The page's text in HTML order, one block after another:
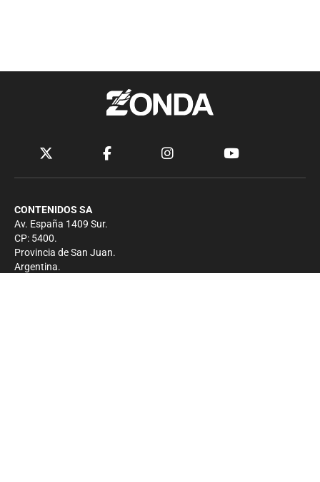
CONTENIDOS SA
Av. España 1409 Sur.
CP: 5400.
Provincia de San Juan.
Argentina.